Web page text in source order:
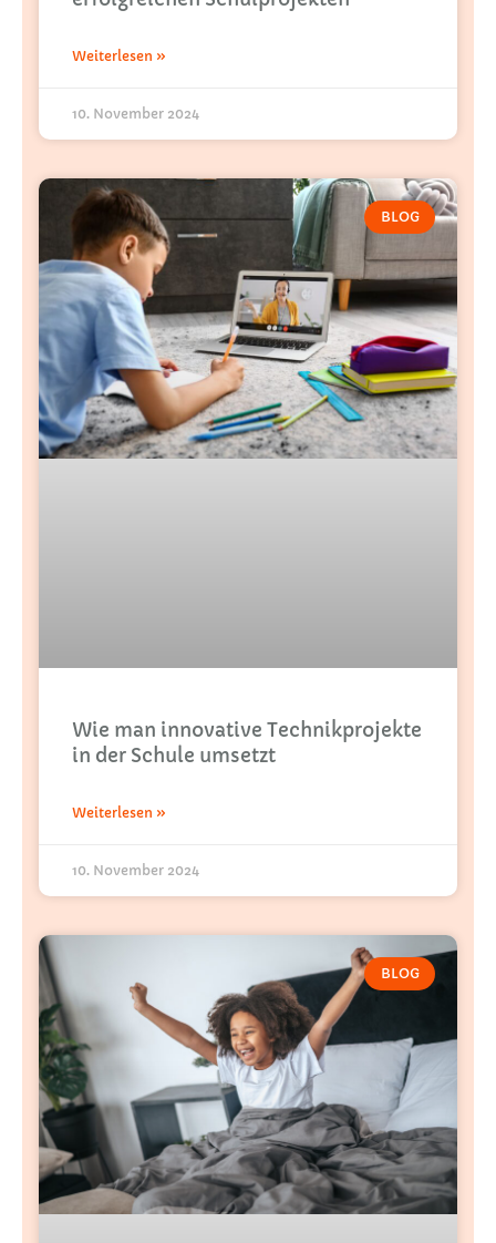
Weiterlesen »
10. November 2024
BLOG
Wie man innovative Technikprojekte
in der Schule umsetzt
Weiterlesen »
10. November 2024
BLOG